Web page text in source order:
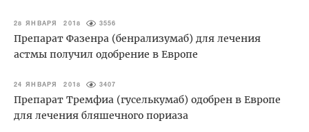
28 ЯНВАРЯ 2018 3556
Препарат Фазенра (бенрализумаб) для лечения
астмы получил одобрение в Европе
24 ЯНВАРЯ 2018 3407
Препарат Тремфиа (гуселькумаб) одобрен в Европе
для лечения бляшечного пориаза